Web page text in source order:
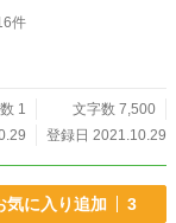
件
1
文字数 7,500
登録日 2021.10.29
気に入り追加 3